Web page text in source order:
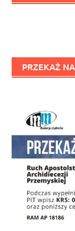
PRZEKAŻ